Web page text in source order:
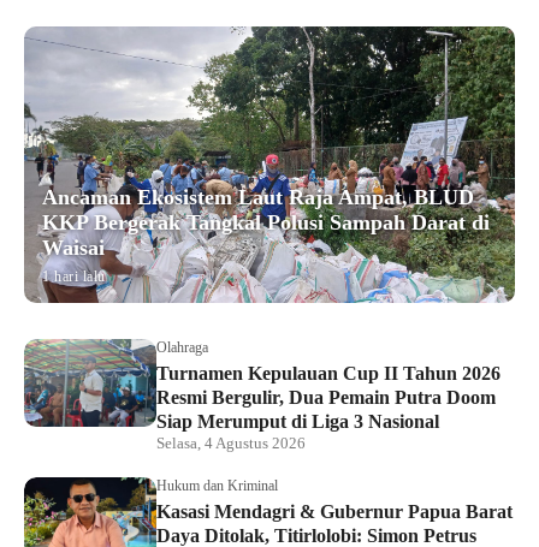
Ancaman Ekosistem Laut Raja Ampat, BLUD
KKP Bergerak Tangkal Polusi Sampah Darat di
Waisai
1 hari lalu
Olahraga
Turnamen Kepulauan Cup II Tahun 2026
Resmi Bergulir, Dua Pemain Putra Doom
Siap Merumput di Liga 3 Nasional
Selasa, 4 Agustus 2026
Hukum dan Kriminal
Kasasi Mendagri & Gubernur Papua Barat
Daya Ditolak, Titirlolobi: Simon Petrus